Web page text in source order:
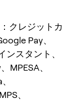
クレジットカ
Pay、
ンスタント、
MPESA、
、